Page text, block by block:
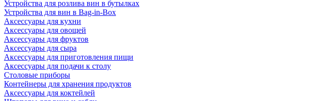
Устройства для розлива вин в бутылках
Устройства для вин в Bag-in-Box
Аксессуары для кухни
Аксессуары для овощей
Аксессуары для фруктов
Аксессуары для сыра
Аксессуары для приготовления пищи
Аксессуары для подачи к столу
Столовые приборы
Контейнеры для хранения продуктов
Аксессуары для коктейлей